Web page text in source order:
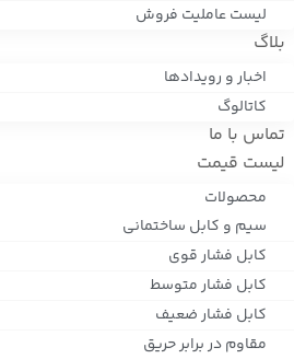
لیست عاملیت فروش
بلاگ
اخبار و رویدادها
کاتالوگ
تماس با ما
لیست قیمت
محصولات
سیم و کابل ساختمانی
کابل فشار قوی
کابل فشار متوسط
کابل فشار ضعیف
مقاوم در برابر حریق